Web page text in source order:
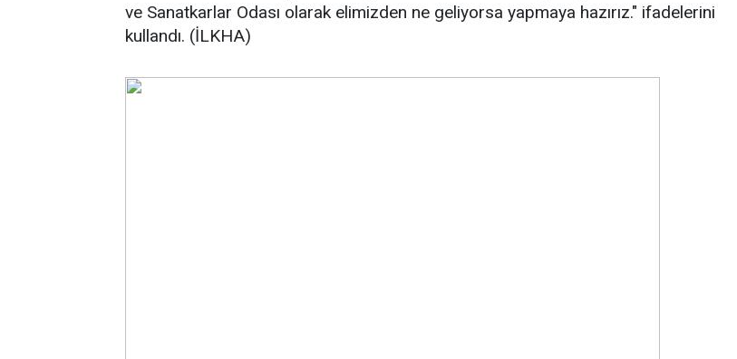
ve Sanatkarlar Odası olarak elimizden ne geliyorsa yapmaya hazırız." ifadelerini
kullandı. (İLKHA)